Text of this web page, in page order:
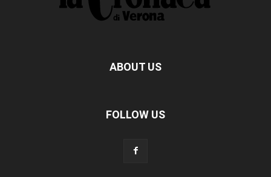
ABOUT US
FOLLOW US